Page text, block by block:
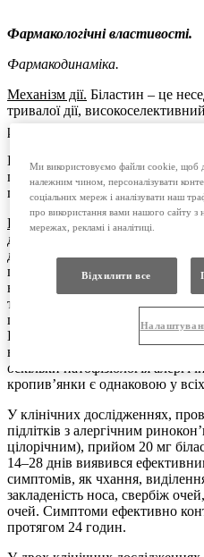
Фармакологічні властивості.
Фармакодинаміка.
Механізм дії. Біластин – це
тривалої дії,
рецепторів, що не зв’язується
Після одноразового
пригнічує розвиток шкірних
почервонінням, спричинених
Клінічна ефективність.
досліджена у дорослих і
доведена ефективність у
прийнятною для дітей з
вплив 10 мг біластину у дітей
тіла не менше 15 кг відповідає
прийомі 20 мг біластину (див.
Екстраполяція даних, отриманих
вважається обґрунтованою для
оскільки патофізіологія
кропив’янки є однаковою у
У клінічних дослідженнях,
підлітків з алергічним
цілорічним), прийом 20 мг
14–28 днів виявився
симптомів, як чхання,
закладеність носа, свербіж
очей. Симптоми ефективно
протягом 24 годин.
Ми використовуємо файли cookie, щоб
належним чином, персоналізувати
соціальних мереж і аналізувати наш
про використання вами нашого сайту з
мережах, рекламі і аналітиці.
Відхилити все